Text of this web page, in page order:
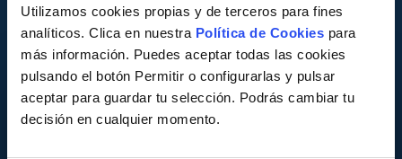
Utilizamos cookies propias y de terceros para fines
analíticos. Clica en nuestra Política de Cookies para
más información. Puedes aceptar todas las cookies
pulsando el botón Permitir o configurarlas y pulsar
aceptar para guardar tu selección. Podrás cambiar tu
decisión en cualquier momento.
Quiero estar en la lista de